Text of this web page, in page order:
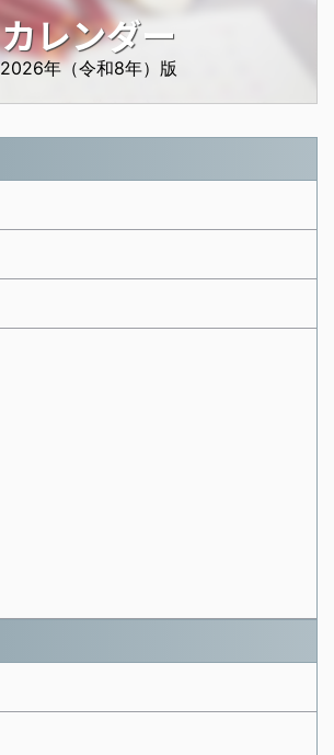
カレンダー
2026年（令和8年）版